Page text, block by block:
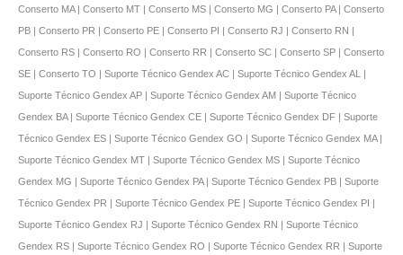
Conserto MA | Conserto MT | Conserto MS | Conserto MG | Conserto PA | Conserto
PB | Conserto PR | Conserto PE | Conserto PI | Conserto RJ | Conserto RN |
Conserto RS | Conserto RO | Conserto RR | Conserto SC | Conserto SP | Conserto
SE | Conserto TO | Suporte Técnico Gendex AC | Suporte Técnico Gendex AL |
Suporte Técnico Gendex AP | Suporte Técnico Gendex AM | Suporte Técnico
Gendex BA | Suporte Técnico Gendex CE | Suporte Técnico Gendex DF | Suporte
Técnico Gendex ES | Suporte Técnico Gendex GO | Suporte Técnico Gendex MA |
Suporte Técnico Gendex MT | Suporte Técnico Gendex MS | Suporte Técnico
Gendex MG | Suporte Técnico Gendex PA | Suporte Técnico Gendex PB | Suporte
Técnico Gendex PR | Suporte Técnico Gendex PE | Suporte Técnico Gendex PI |
Suporte Técnico Gendex RJ | Suporte Técnico Gendex RN | Suporte Técnico
Gendex RS | Suporte Técnico Gendex RO | Suporte Técnico Gendex RR | Suporte